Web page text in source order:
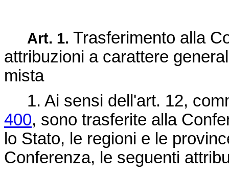
Art. 1. Trasferimento alla
attribuzioni a carattere
mista
1. Ai sensi dell'art. 12,
400, sono trasferite alla
lo Stato, le regioni e le
Conferenza, le seguenti